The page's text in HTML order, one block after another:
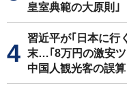
皇室典範の大原則｣
習近平が｢日本に行
末…｢8万円の激安
中国人観光客の誤算